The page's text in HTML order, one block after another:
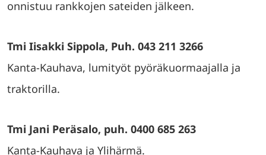
onnistuu rankkojen sateiden jälkeen.
Tmi Iisakki Sippola, Puh. 043 211 3266
Kanta-Kauhava, lumityöt pyöräkuormaajalla ja
traktorilla.
Tmi Jani Peräsalo, puh. 0400 685 263
Kanta-Kauhava ja Ylihärmä.